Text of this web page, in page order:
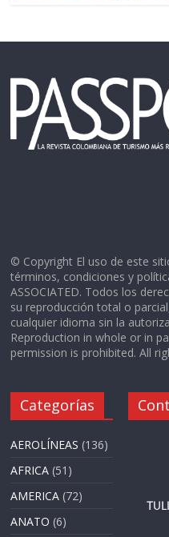
© Copyright El uso de este
términos, condiciones y
ASSOCIATED. Todos los
su reproducción total o
cualquier idioma sin la
Reproduction in whole or in
permission is prohibited. All
Categorías
AEROLÍNEAS (136)
AFRICA (51)
AMERICA (72)
ANATO (6)